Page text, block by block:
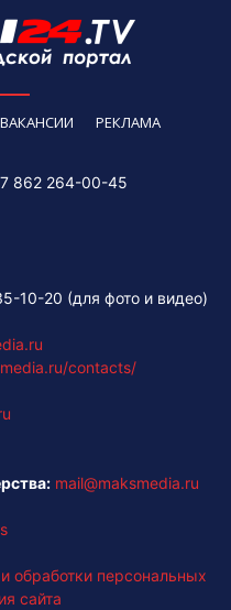
ВАКАНСИИ РЕКЛАМА
862 264-00-45
10-20 (для фото и видео)
contacts/
mail@maksmedia.ru
обработки персональных
сайта